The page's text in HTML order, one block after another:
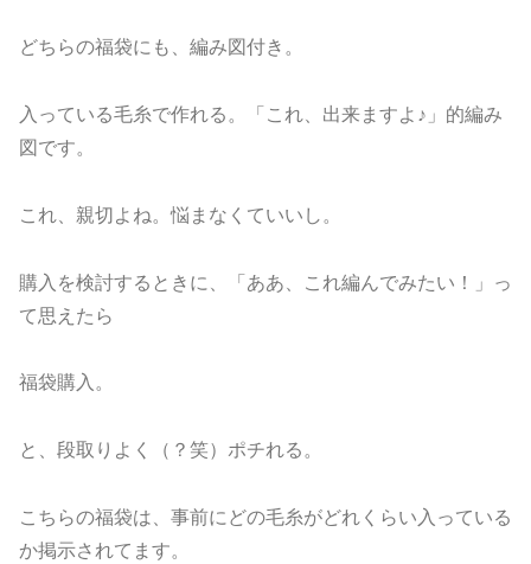
どちらの福袋にも、編み図付き。
入っている毛糸で作れる。「これ、出来ますよ♪」的編み
図です。
これ、親切よね。悩まなくていいし。
購入を検討するときに、「ああ、これ編んでみたい！」っ
て思えたら
福袋購入。
と、段取りよく（？笑）ポチれる。
こちらの福袋は、事前にどの毛糸がどれくらい入っている
か掲示されてます。